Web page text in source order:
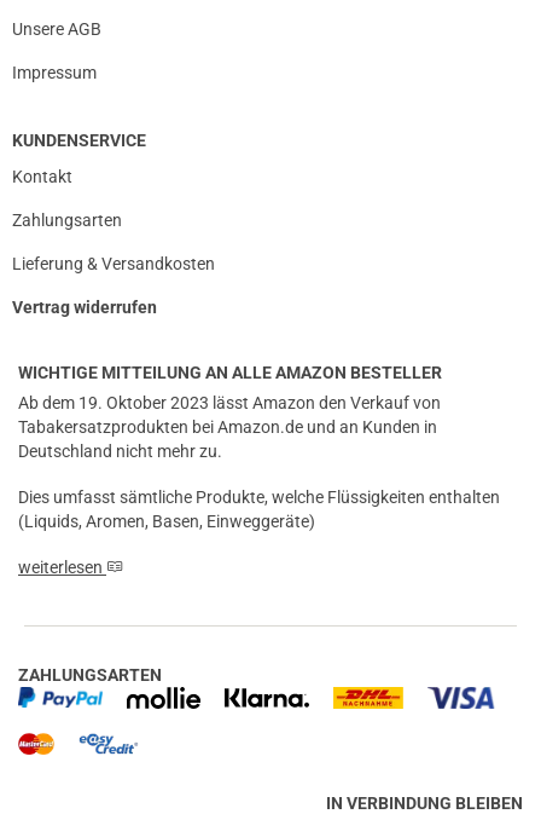
Unsere AGB
Impressum
KUNDENSERVICE
Kontakt
Zahlungsarten
Lieferung & Versandkosten
Vertrag widerrufen
WICHTIGE MITTEILUNG AN ALLE AMAZON BESTELLER
Ab dem 19. Oktober 2023 lässt Amazon den Verkauf von
Tabakersatzprodukten bei Amazon.de und an Kunden in
Deutschland nicht mehr zu.
Dies umfasst sämtliche Produkte, welche Flüssigkeiten enthalten
(Liquids, Aromen, Basen, Einweggeräte)
weiterlesen
ZAHLUNGSARTEN
IN VERBINDUNG BLEIBEN